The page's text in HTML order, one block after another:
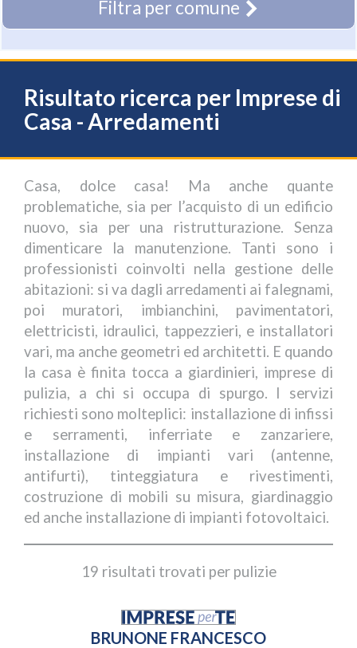
Filtra per comune
Risultato ricerca per Imprese di
Casa - Arredamenti
Casa, dolce casa! Ma anche quante
problematiche, sia per l’acquisto di un edificio
nuovo, sia per una ristrutturazione. Senza
dimenticare la manutenzione. Tanti sono i
professionisti coinvolti nella gestione delle
abitazioni: si va dagli arredamenti ai falegnami,
poi muratori, imbianchini, pavimentatori,
elettricisti, idraulici, tappezzieri, e installatori
vari, ma anche geometri ed architetti. E quando
la casa è finita tocca a giardinieri, imprese di
pulizia, a chi si occupa di spurgo. I servizi
richiesti sono molteplici: installazione di infissi
e serramenti, inferriate e zanzariere,
installazione di impianti vari (antenne,
antifurti), tinteggiatura e rivestimenti,
costruzione di mobili su misura, giardinaggio
ed anche installazione di impianti fotovoltaici.
19 risultati trovati per pulizie
BRUNONE FRANCESCO